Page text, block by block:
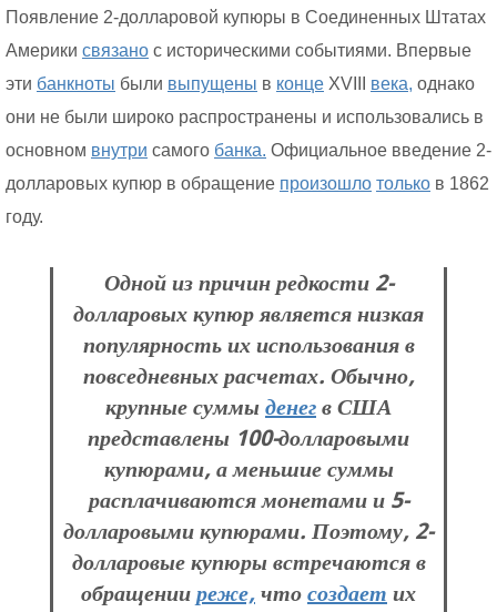
Появление 2-долларовой купюры в Соединенных Штатах
Америки связано с историческими событиями. Впервые
эти банкноты были выпущены в конце XVIII века, однако
они не были широко распространены и использовались в
основном внутри самого банка. Официальное введение 2-
долларовых купюр в обращение произошло только в 1862
году.
Одной из причин редкости 2-
долларовых купюр является низкая
популярность их использования в
повседневных расчетах. Обычно,
крупные суммыденегв США
представлены 100-долларовыми
купюрами, а меньшие суммы
расплачиваются монетами и 5-
долларовыми купюрами. Поэтому, 2-
долларовые купюры встречаются в
обращенииреже,чтосоздает их